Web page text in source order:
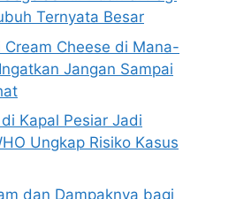
Ternyata Besar
Cheese di Mana-
Jangan Sampai
Kapal Pesiar Jadi
Ungkap Risiko Kasus
dan Dampaknya bagi